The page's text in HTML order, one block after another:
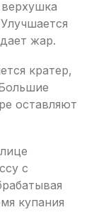
жар.
кратер,
оставляют
с
купания